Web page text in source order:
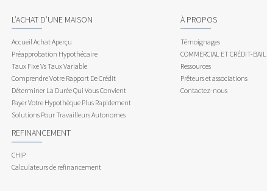
L’ACHAT D’UNE MAISON
Accueil Achat Aperçu
Préapprobation Hypothécaire
Taux Fixe Vs Taux Variable
Comprendre Votre Rapport De Crédit
Déterminer La Durée Qui Vous Convient
Payer Votre Hypothèque Plus Rapidement
Solutions Pour Travailleurs Autonomes
REFINANCEMENT
CHIP
Calculateurs de refinancement
À PROPOS
Témoignages
COMMERCIAL ET CRÉDIT-BAIL
Ressources
Prêteurs et associations
Contactez-nous